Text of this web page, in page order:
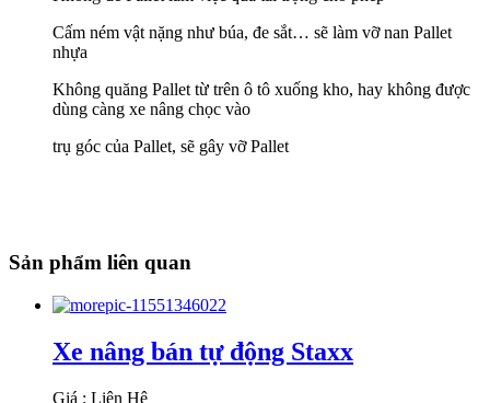
Cấm ném vật nặng như búa, đe sắt… sẽ làm vỡ nan Pallet
nhựa
Không quăng Pallet từ trên ô tô xuống kho, hay không được
dùng càng xe nâng chọc vào
trụ góc của Pallet, sẽ gây vỡ Pallet
Sản phẩm liên quan
Xe nâng bán tự động Staxx
Giá : Liên Hệ